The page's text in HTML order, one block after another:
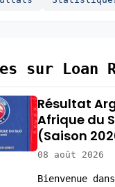
sur Loan
Résultat
Afrique du
(Saison
08 août 2026
Bienvenue